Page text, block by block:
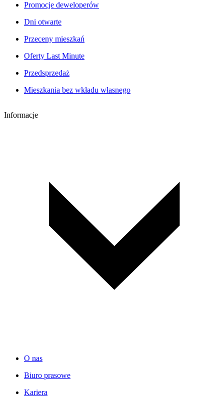
Promocje deweloperów
Dni otwarte
Przeceny mieszkań
Oferty Last Minute
Przedsprzedaż
Mieszkania bez wkładu własnego
Informacje
O nas
Biuro prasowe
Kariera